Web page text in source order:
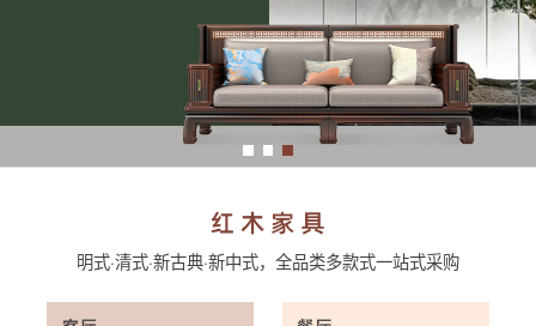
明式·清式·新古典·新中式，全品类多款式一站式采购